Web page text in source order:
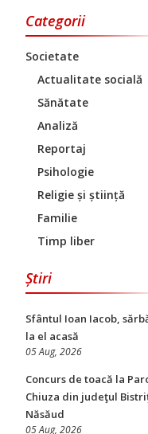
Categorii
Societate
Actualitate socială
Sănătate
Analiză
Reportaj
Psihologie
Religie și știință
Familie
Timp liber
Știri
Sfântul Ioan Iacob,
la el acasă
05 Aug, 2026
​Concurs de toacă la
Chiuza din judeţul
Năsăud
05 Aug, 2026
August